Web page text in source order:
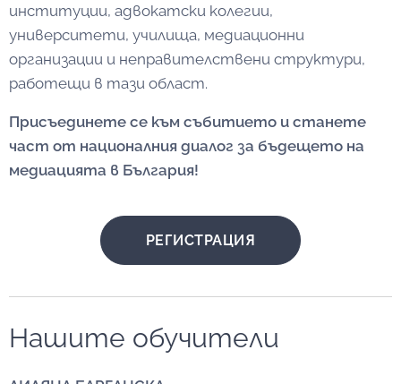
институции, адвокатски колегии,
университети, училища, медиационни
организации и неправителствени структури,
работещи в тази област.
Присъединете се към събитието и станете
част от националния диалог за бъдещето на
медиацията в България!
РЕГИСТРАЦИЯ
Нашите обучители